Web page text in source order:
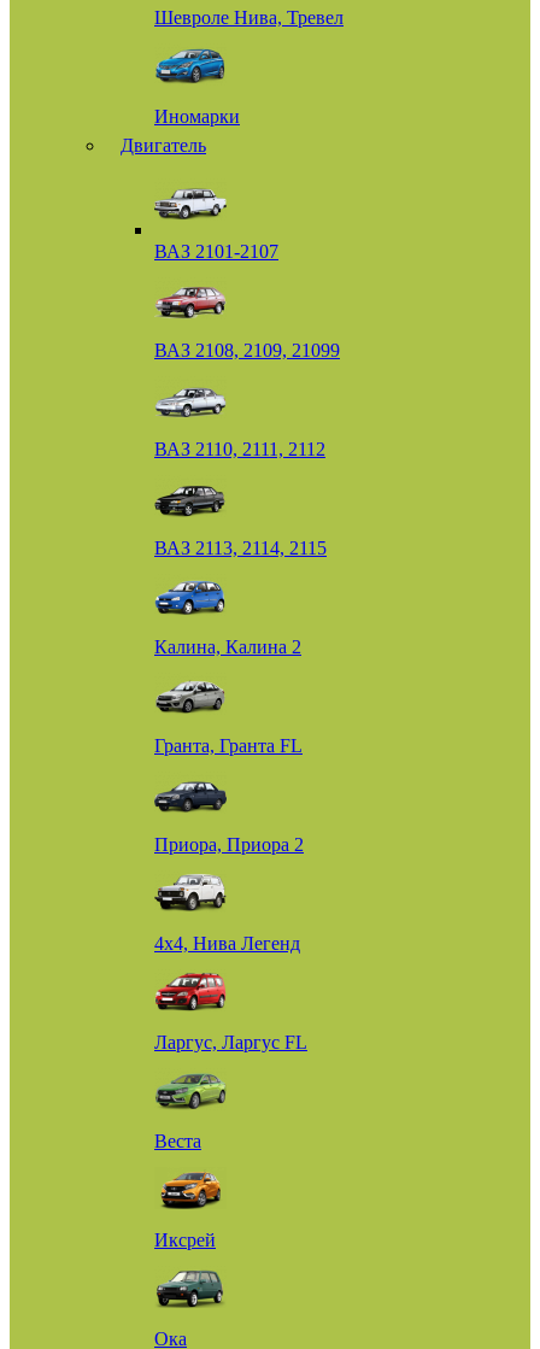
Шевроле Нива, Тревел
Иномарки
Двигатель
ВАЗ 2101-2107
ВАЗ 2108, 2109, 21099
ВАЗ 2110, 2111, 2112
ВАЗ 2113, 2114, 2115
Калина, Калина 2
Гранта, Гранта FL
Приора, Приора 2
4х4, Нива Легенд
Ларгус, Ларгус FL
Веста
Иксрей
Ока